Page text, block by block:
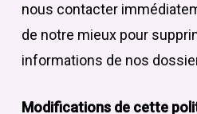
nous contacter
de notre mieux pour
informations de nos
Modifications de cette